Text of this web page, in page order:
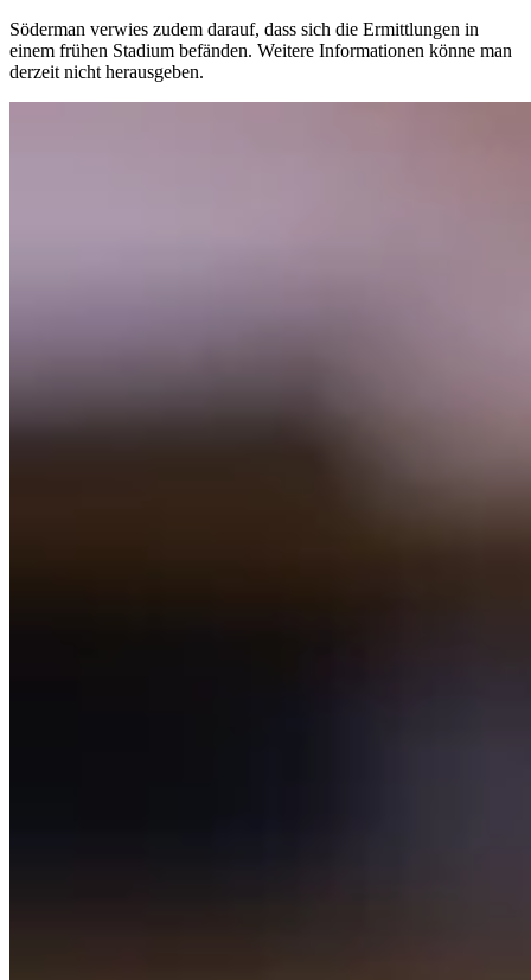
Söderman verwies zudem darauf, dass sich die Ermittlungen in
einem frühen Stadium befänden. Weitere Informationen könne man
derzeit nicht herausgeben.